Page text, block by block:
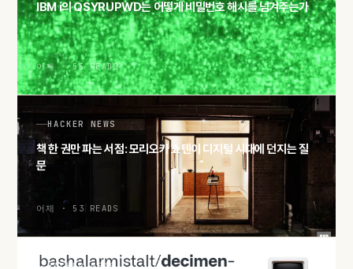
IBM i의 QSYRUPWD는 어떻게 비밀번호 해시를 넘겨주는가
어제 · 55 READS
HACKER NEWS
책 한 권만 파는 서점: 모리오카 쇼텐이 디지털 시대에 던지는 질
문
어제 · 53 READS
HACKER NEWS